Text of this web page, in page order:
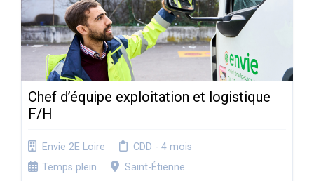
Chef d’équipe exploitation et logistique
F/H
Envie 2E Loire
CDD - 4 mois
Temps plein
Saint-Étienne